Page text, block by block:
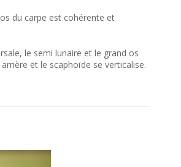
du carpe est cohérente et
le semi lunaire et le grand os
et le scaphoïde se verticalise.